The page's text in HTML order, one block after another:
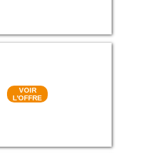
VOIR
L'OFFRE